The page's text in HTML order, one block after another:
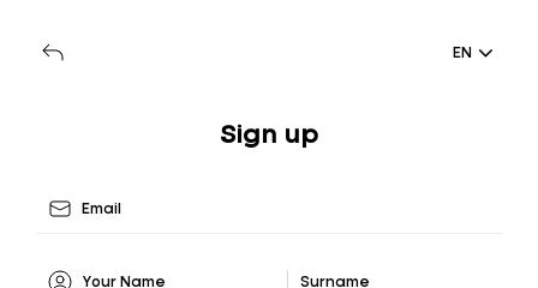
EN
Sign up